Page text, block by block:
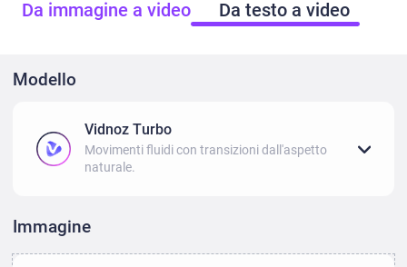
Da immagine a video Da testo a video
Modello
Vidnoz Turbo
Movimenti fluidi con transizioni dall'aspetto
naturale.
Immagine